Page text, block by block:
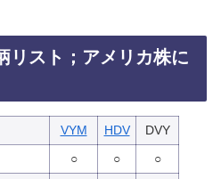
リスト；アメリカ株に
VYM HDV
DVY
○ ○
○